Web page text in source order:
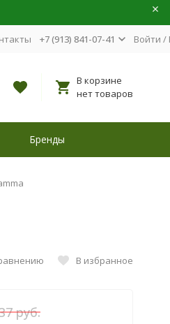
+7 (913) 841-07-41 Войти /
В корзине
нет товаров
Бренды
В избранное
руб.